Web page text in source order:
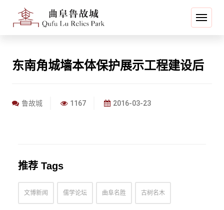
东南角城墙本体保护展示工程建设后
鲁故城 1167 2016-03-23
推荐 Tags
文博新闻 儒学论坛 曲阜名胜 古树名木